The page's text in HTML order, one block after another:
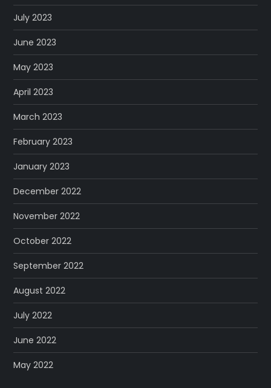
July 2023
June 2023
May 2023
April 2023
March 2023
February 2023
January 2023
December 2022
November 2022
October 2022
September 2022
August 2022
July 2022
June 2022
May 2022